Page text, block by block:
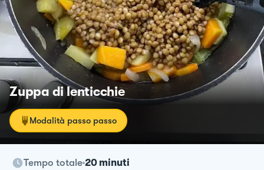
Zuppa di lenticchie
Modalità passo passo
Tempo totale 20 minuti